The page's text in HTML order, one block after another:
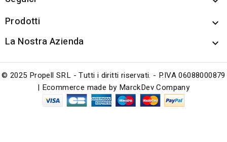
Prodotti 
La Nostra Azienda 
© 2025 Propell SRL - Tutti i diritti riservati. - P.IVA 06088000879
| Ecommerce made by MarckDev Company